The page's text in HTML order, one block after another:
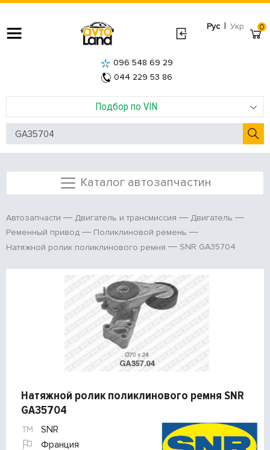
Рус | Укр
Подбор по VIN
096 548 69 29
044 229 53 86
0
Каталог автозапчастин
Автозапчасти Двигатель и трансмиссия
Двигатель
Ременный привод
Поликлиновой ремень
Натяжной ролик поликлинового ремня
SNR GA35704
Натяжной ролик поликлинового ремня SNR
GA35704
SNR
Франция